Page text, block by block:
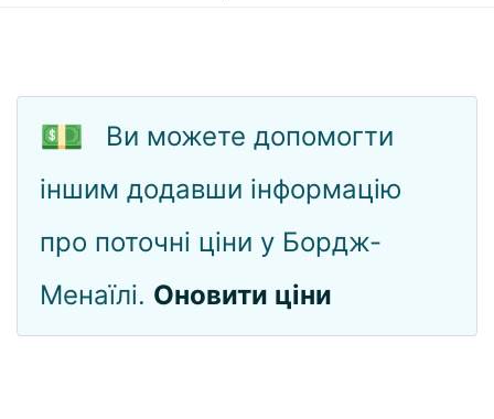
💵
Ви можете допомогти
іншим додавши інформацію
про поточні ціни у Бордж-
Менаїлі. Оновити ціни